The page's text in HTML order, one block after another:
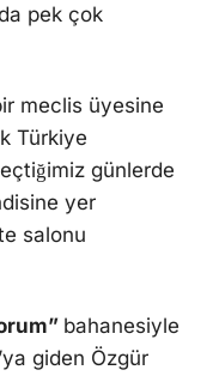
pek çok
meclis üyesine
Türkiye
günlerde
yer
salonu
bahanesiyle
giden Özgür